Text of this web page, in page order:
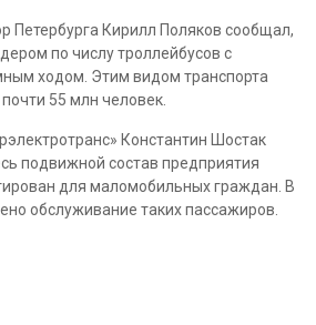
Петербурга Кирилл Поляков сообщал,
по числу троллейбусов с
ходом. Этим видом транспорта
55 млн человек.
Константин Шостак
подвижной состав предприятия
для маломобильных граждан. В
обслуживание таких пассажиров.